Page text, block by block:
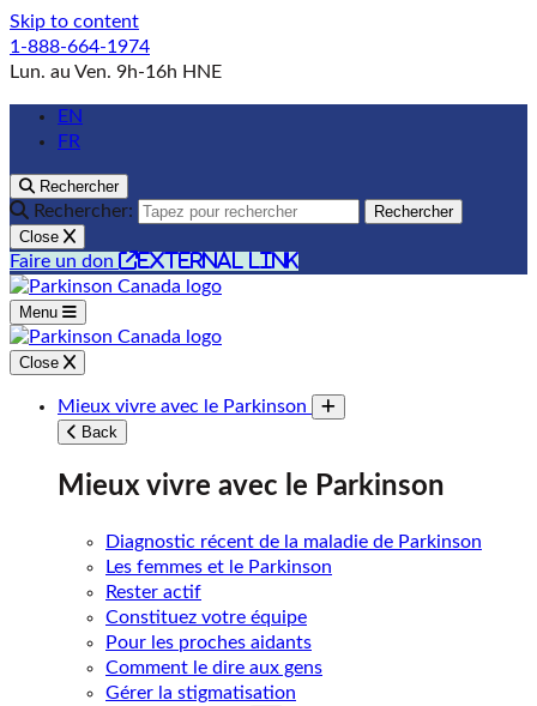
Skip to content
1-888-664-1974
Lun. au Ven. 9h-16h HNE
EN
FR
Rechercher
Rechercher:
Rechercher
Close
Faire un don external link
Menu
Close
Mieux vivre avec le Parkinson
Toggle submenu
Back
Mieux vivre avec le Parkinson
Diagnostic récent de la maladie de Parkinson
Les femmes et le Parkinson
Rester actif
Constituez votre équipe
Pour les proches aidants
Comment le dire aux gens
Gérer la stigmatisation